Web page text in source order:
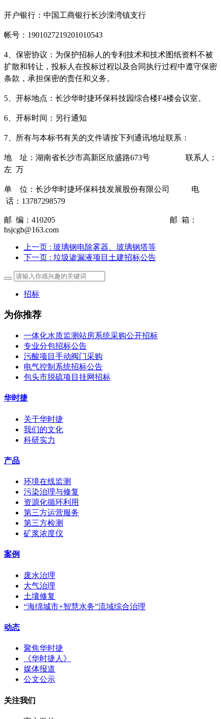
开户银行：中国工商银行长沙溁湾镇支行
帐号： 1901027219201010543
4、保密协议：为保护招标人的专利技术和技术图纸资料不被
扩散和转让，投标人在投标过程以及合同执行过程中遵守保密
条款，承担保密的责任和义务。
5、开标地点：长沙华时捷环保科技园综合楼F4楼会议室。
6、开标时间： 另行通知
7、所有与本标书有关的文件请按下列通讯地址联系：
地 址：湖南省长沙市高新区欣盛路673号
联系人：
左 万
单 位：长沙华时捷环保科技发展股份有限公司
电
话： 13787298579
邮 编： 410205 邮 箱：
hsjcgb@163.com
上一页 : 玻璃钢电除雾器、玻璃钢塔等
下一页 : 垃圾渗漏液项目土建招标公告
招标
为你推荐
一体化水质监测站房系统采购公开招标
专业分包招标公告
污酸项目手动阀门采购
电气控制系统招标公告
包头市脱硫项目挂网招标
华时捷
关于华时捷
我们的文化
科研实力
产品
环境在线监测
污染治理与修复
资源化循环利用
第三方运营服务
第三方检测
矿浆浓度仪
案例
废水治理
大气治理
土壤修复
“海绵城市+智慧水务”流域综合治理
动态
聚焦华时捷
《华时捷人》
媒体报道
公文公示
关注我们